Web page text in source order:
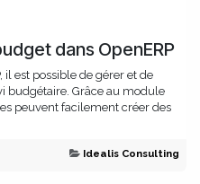
dans OpenERP
il est possible de gérer et de
budgétaire. Grâce au module
peuvent facilement créer des
Idealis Consulting